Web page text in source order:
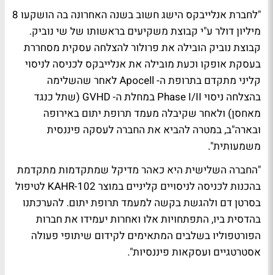
"לחברת אנלייבקס הישג חשוב בשנה האחרונה בה הושקעו 8
מיליון דולר ע"י קבוצת משקיעים בראשותו של שי נוביק.
קבוצת נוביק הובילה את פרולור להצלחה עסקית מסחררת
בעסקת אופקו וכעת מובילה את אנלייבקס לכניסה לניסוי
קליני מתקדם בתרופת ה- Apocell לאחר שהשלימה
בהצלחה ניסוי Phase I/II במחלת ה- GVHD (שתל כנגד
מאחסן) ולאחר שקיבלה מעמד תרופת יתום באירופה
ובארה"ב, במטרה להביא את החברה לעסקה פיננסית
משמעותית".
"החברה השלישית היא כאהר מדיקל שמתקדמות מתקדמת
בהכנות לכניסה לניסויים קליניים במוצר KAHR-102 לטיפול
בסרטן דם ולהגשת בקשה למעמד תרופת יתום. להערכתנו
בהדסית ביו, התפתחויות אלו ואחרות יעמידו את חברות
הפורטפוליו בשלבים המתאימים לקידום שיתופי פעולה
אסטרטגיים ועסקאות פיננסיות".